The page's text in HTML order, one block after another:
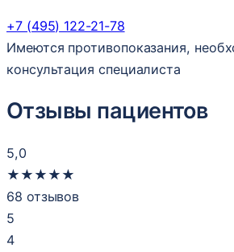
+7 (495) 122-21-78
Имеются противопоказания,
консультация специалиста
Отзывы пациентов
5,0
★ ★ ★ ★ ★
68 отзывов
5
4